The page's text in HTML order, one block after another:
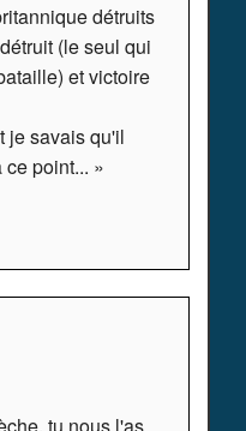
détruits
(le seul qui
et victoire
je savais qu'il
point... »
tu nous l'as